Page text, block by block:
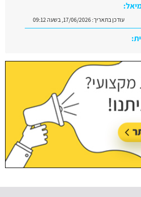
עודכן בתאריך:17/06/2026, בשעה 09:12